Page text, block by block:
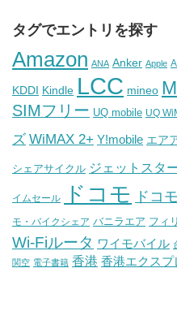
タグでエントリを探す
Amazon ANA Anker Apple
KDDI Kindle LCC mineo
SIMフリー UQ mobile UQ
ズ WiMAX 2+ Y!mobile エア
シェアサイクル ジェットスタ
イムセール ドコモ ドコ
モ・バイクシェア バニラエア フィ
Wi-Fiルータ ワイモバイル
関空 電子書籍 香港 香港エクスプ